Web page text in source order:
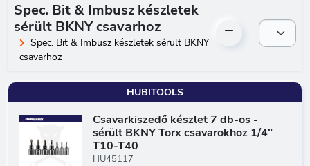
Spec. Bit & Imbusz készletek
sérült BKNY csavarhoz
Spec. Bit & Imbusz készletek sérült BKNY
csavarhoz
HUBITOOLS
Csavarkiszedő készlet 7 db-os -
sérült BKNY Torx csavarokhoz 1/4"
T10-T40
HU45117